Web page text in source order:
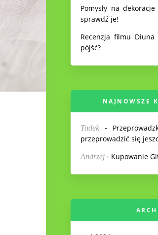
Pomysły na
sprawdź je!
Recenzja filmu
pójść?
NAJNOWSZE
Tadek -
przeprowadzić się
Andrzej - Kupowanie